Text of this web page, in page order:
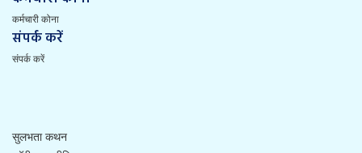
कर्मचारी कोना
संपर्क करें
संपर्क करें
सुलभता कथन